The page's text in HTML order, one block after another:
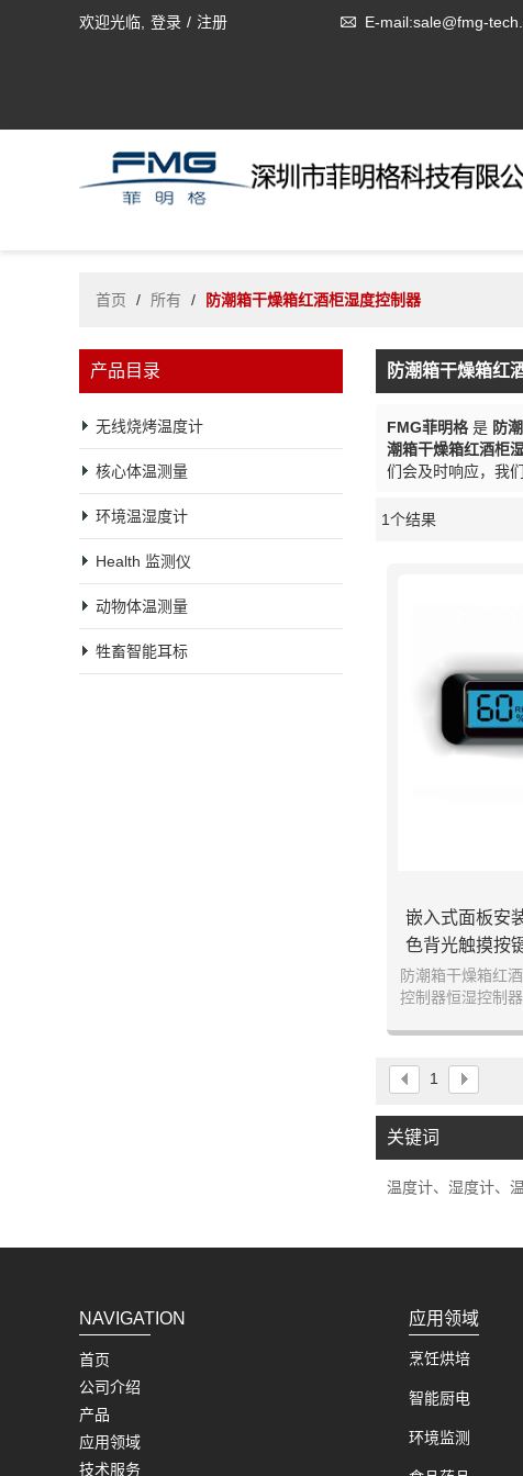
欢迎光临, 登录 / 注册 E-mail:sale@fmg-
首页 / 所有 / 防潮箱干燥箱红酒柜湿度控制器
产品目录
无线烧烤温度计
核心体温测量
环境温湿度计
Health 监测仪
动物体温测量
牲畜智能耳标
防潮箱干燥箱红
FMG菲明格是 防
潮箱干燥箱红酒柜
们会及时响应，我
1个结果
嵌入式面板安
色背光触摸按
防潮箱干燥箱红
控制器恒湿控制
1
关键词
温度计、湿度计、
NAVIGATION
首页
公司介绍
产品
应用领域
技术服务
应用领域
烹饪烘培
智能厨电
环境监测